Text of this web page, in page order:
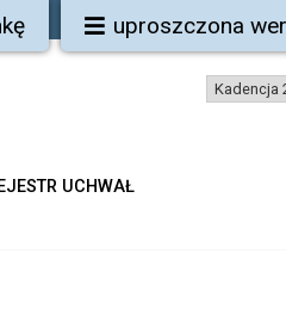
uproszczona
UCHWAŁ